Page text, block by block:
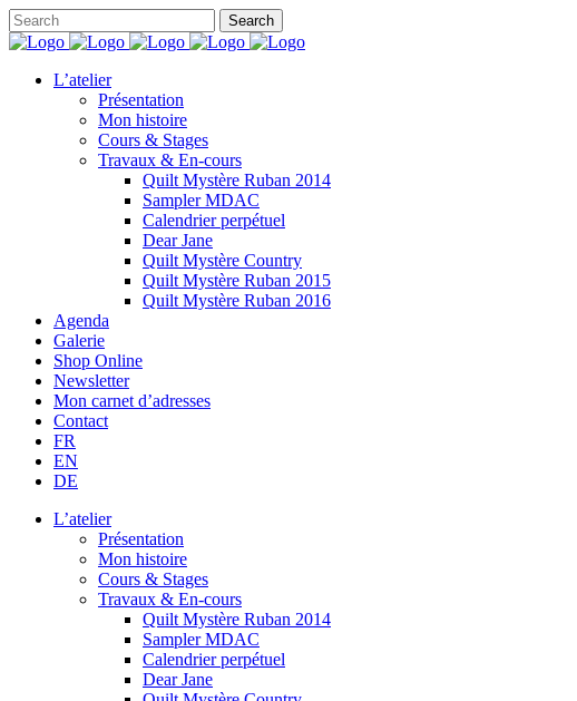
L’atelier
Présentation
Mon histoire
Cours & Stages
Travaux & En-cours
Quilt Mystère Ruban 2014
Sampler MDAC
Calendrier perpétuel
Dear Jane
Quilt Mystère Country
Quilt Mystère Ruban 2015
Quilt Mystère Ruban 2016
Agenda
Galerie
Shop Online
Newsletter
Mon carnet d’adresses
Contact
FR
EN
DE
L’atelier
Présentation
Mon histoire
Cours & Stages
Travaux & En-cours
Quilt Mystère Ruban 2014
Sampler MDAC
Calendrier perpétuel
Dear Jane